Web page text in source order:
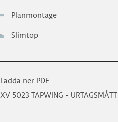
Planmontage
Slimtop
Ladda ner PDF
XV 5023 TAPWING - URTAGSMÅTT